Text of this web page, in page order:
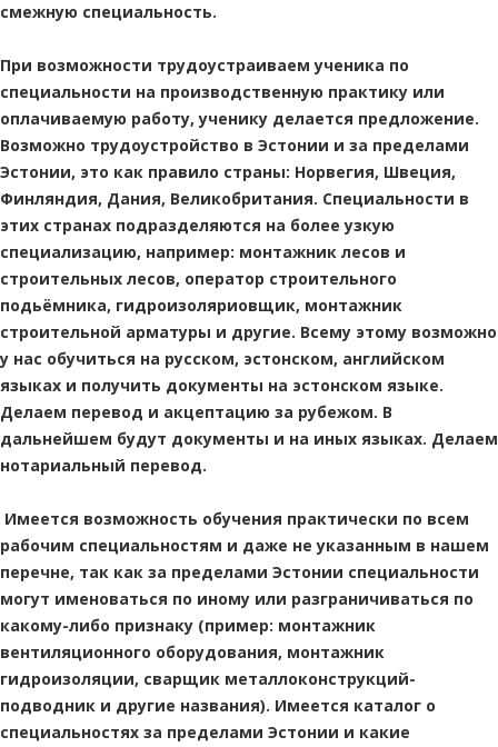
смежную специальность.
При возможности трудоустраиваем ученика по
специальности на производственную практику или
оплачиваемую работу, ученику делается предложение.
Возможно трудоустройство в Эстонии и за пределами
Эстонии, это как правило страны: Норвегия, Швеция,
Финляндия, Дания, Великобритания. Специальности в
этих странах подразделяются на более узкую
специализацию, например: монтажник лесов и
строительных лесов, оператор строительного
подьёмника, гидроизоляриовщик, монтажник
строительной арматуры и другие. Всему этому возможно
у нас обучиться на русском, эстонском, английском
языках и получить документы на эстонском языке.
Делаем перевод и акцептацию за рубежом. В
дальнейшем будут документы и на иных языках. Делаем
нотариальный перевод.
Имеется возможность обучения практически по всем
рабочим специальностям и даже не указанным в нашем
перечне, так как за пределами Эстонии специальности
могут именоваться по иному или разграничиваться по
какому-либо признаку (пример: монтажник
вентиляционного оборудования, монтажник
гидроизоляции, сварщик металлоконструкций-
подводник и другие названия). Имеется каталог о
специальностях за пределами Эстонии и какие